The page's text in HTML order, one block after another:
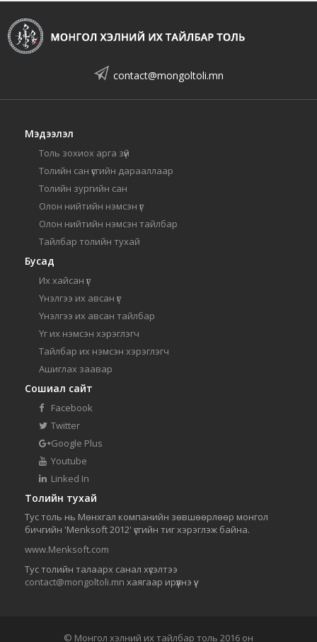
contact@mongoltoli.mn
Мэдээлэл
Толь зохиох арга зүй
Толийн сан үсгийн дарааллаар
Толийн зургийн сан
Олон нийтийн нэмсэн үг
Олон нийтийн нэмсэн тайлбар
Тайлбар толийн тухай
Бусад
Их хайсан үг
Үнэлгээ их авсан үг
Үнэлгээ их авсан тайлбар
Үг их нэмсэн хэрэглэгч
Тайлбар их нэмсэн хэрэглэгч
Ашиглах заавар
Сошиал сайт
Facebook
Twitter
Google Plus
Youtube
Linked In
Толийн тухай
Тус толь нь Мөнхгал компанийн зөвшөөрлөөр монгол
бичгийн 'Menksoft 2012' үсгийн тиг хэрэглэж байна.
www.Menksoft.com
Тус толийн талаарх санал хүсэлтээ
contact@mongoltoli.mn хаягаар ирүүлнэ үү.
© Монгол хэлний их тайлбар толь 2016 он